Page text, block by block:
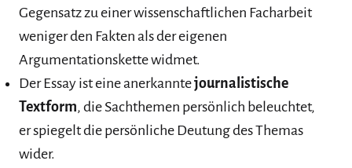
Gegensatz zu einer wissenschaftlichen Facharbeit
weniger den Fakten als der eigenen
Argumentationskette widmet.
Der Essay ist eine anerkanntejournalistische
Textform, die Sachthemen persönlich beleuchtet,
er spiegelt die persönliche Deutung des Themas
wider.